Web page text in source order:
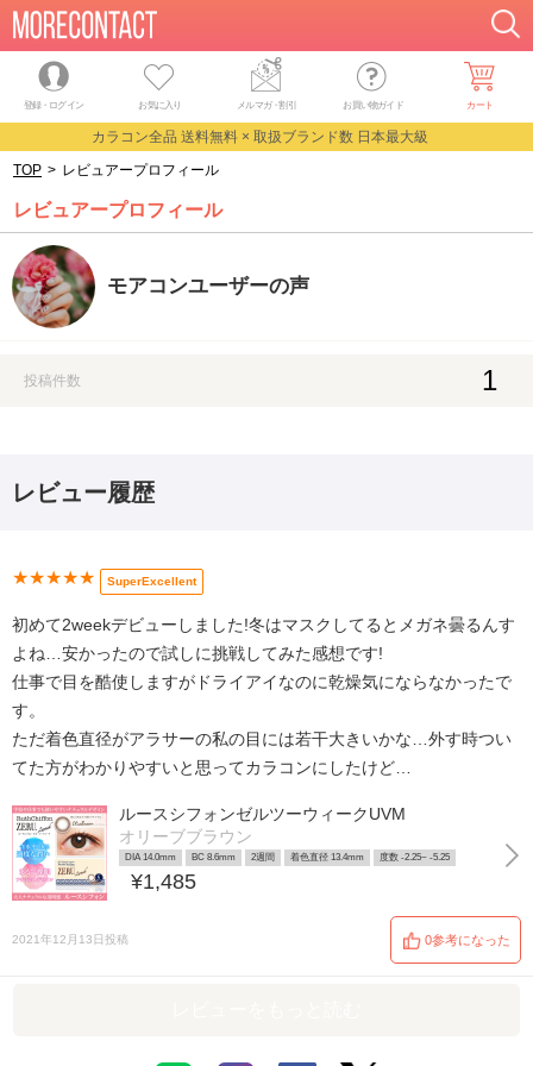
登録・ログイン お気に入り メルマガ・割引 お買い物ガイド カート
カラコン全品 送料無料 × 取扱ブランド数 日本最大級
TOP > レビュアープロフィール
レビュアープロフィール
モアコンユーザーの声
投稿件数 1
レビュー履歴
★★★★★ SuperExcellent
初めて2weekデビューしました!冬はマスクしてるとメガネ曇るんす
よね…安かったので試しに挑戦してみた感想です!
仕事で目を酷使しますがドライアイなのに乾燥気にならなかったで
す。
ただ着色直径がアラサーの私の目には若干大きいかな…外す時つい
てた方がわかりやすいと思ってカラコンにしたけど…
ルースシフォンゼルツーウィークUVM
オリーブブラウン
DIA 14.0mm BC 8.6mm 2週間 着色直径 13.4mm 度数 -2.25~ -5.25
¥1,485
2021年12月13日投稿 0参考になった